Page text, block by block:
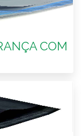
COM